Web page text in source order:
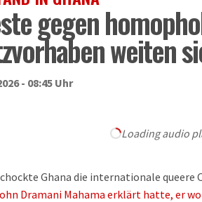
gegen
weiten
- 08:45 Uhr
Loading audio
Ghana die internationale queere
Dramani Mahama erklärt hatte, er